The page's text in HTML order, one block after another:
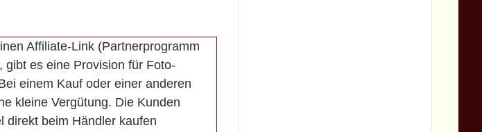
Affiliate-Link (Partnerprogramm
es eine Provision für Foto-
einem Kauf oder einer anderen
kleine Vergütung. Die Kunden
direkt beim Händler kaufen